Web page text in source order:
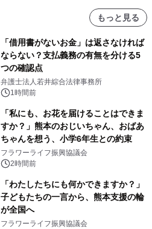
もっと見る
「借用書がないお金」は返さなければ
ならない？支払義務の有無を分ける5
つの確認点
弁護士法人若井綜合法律事務所
1時間前
「私にも、お花を届けることはできま
すか？」熊本のおじいちゃん、おばあ
ちゃんを想う、小学6年生との約束
フラワーライフ振興協議会
2時間前
「わたしたちにも何かできますか？」
子どもたちの一言から、熊本支援の輪
が全国へ
フラワーライフ振興協議会